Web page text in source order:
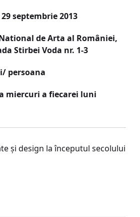
septembrie 2013
de Arta al României,
Stirbei Voda nr. 1-3
persoana
miercuri a fiecarei luni
şi design la începutul secolului